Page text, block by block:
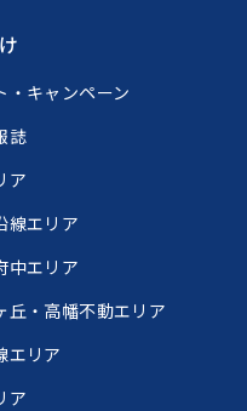
・キャンペーン
誌
ア
線エリア
中エリア
丘・高幡不動エリア
エリア
ア